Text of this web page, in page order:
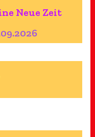
Neue Zeit